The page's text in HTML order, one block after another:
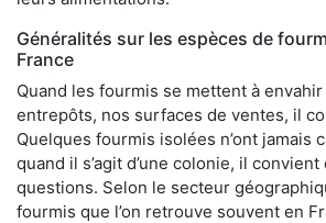
Généralités sur les espèces de
France
Quand les fourmis se mettent à
entrepôts, nos surfaces de ventes, il
Quelques fourmis isolées n’ont jamais
quand il s’agit d’une colonie, il
questions. Selon le secteur
fourmis que l’on retrouve souvent en